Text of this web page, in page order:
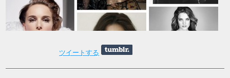
ツイートする